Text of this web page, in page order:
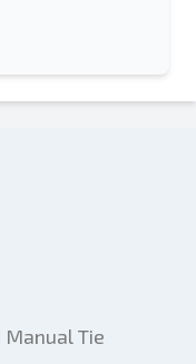
Manual Tie